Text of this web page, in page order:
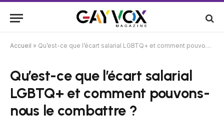
Accueil » Qu’est-ce que l’écart salarial LGBTQ+ et comment pouvons-nous le combattre ?
Qu’est-ce que l’écart salarial
LGBTQ+ et comment pouvons-
nous le combattre ?